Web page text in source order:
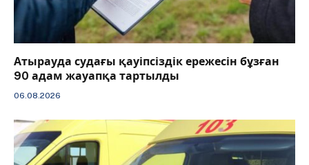
Атырауда судағы қауіпсіздік ережесін бұзған
90 адам жауапқа тартылды
06.08.2026